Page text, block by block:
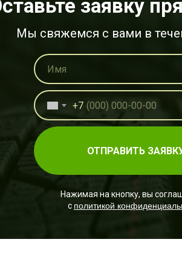
заявку
Мы свяжемся с вами в
Нажимая на кнопку, вы
с политикой
+7
ОТПРАВИТЬ